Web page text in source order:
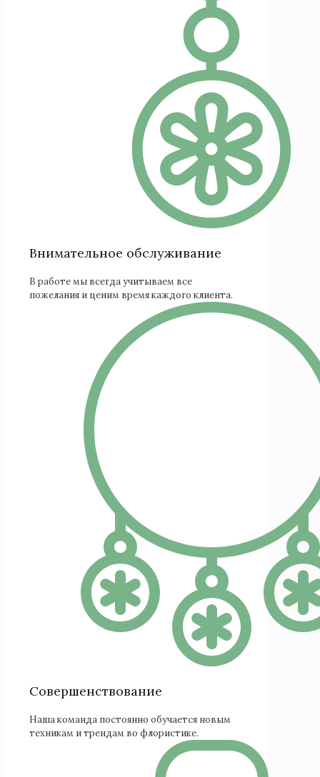
Внимательное обслуживание
В работе мы всегда учитываем все
пожелания и ценим время каждого клиента.
Cовершенствование
Наша команда постоянно обучается новым
техникам и трендам во флористике.